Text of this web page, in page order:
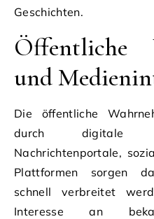
Geschichten.
Öffentliche
und
Die öffentliche
durch digitale
Nachrichtenportale,
Plattformen sorgen
schnell verbreitet
Interesse an